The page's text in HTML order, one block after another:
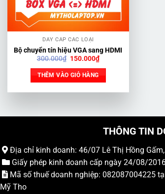
DÂY CÁP CÁC LOẠI
Bộ chuyển tín hiệu VGA sang HDMI
300.000₫ Giá
là:
300.000₫.
150.000₫Giá
hiện
THÊM VÀO GIỎ HÀNG
THÔNG TIN
Địa chỉ kinh doanh: 46/07 Lê Thị Hồng
Giấy phép kinh doanh cấp ngày 24/08/
Mã số thuế doanh nghiệp: 082087004225
Mỹ Tho